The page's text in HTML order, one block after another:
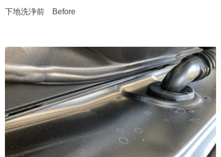
下地洗浄前 Before